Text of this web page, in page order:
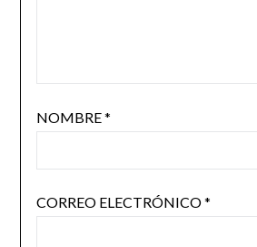
NOMBRE*
CORREO ELECTRÓNICO*